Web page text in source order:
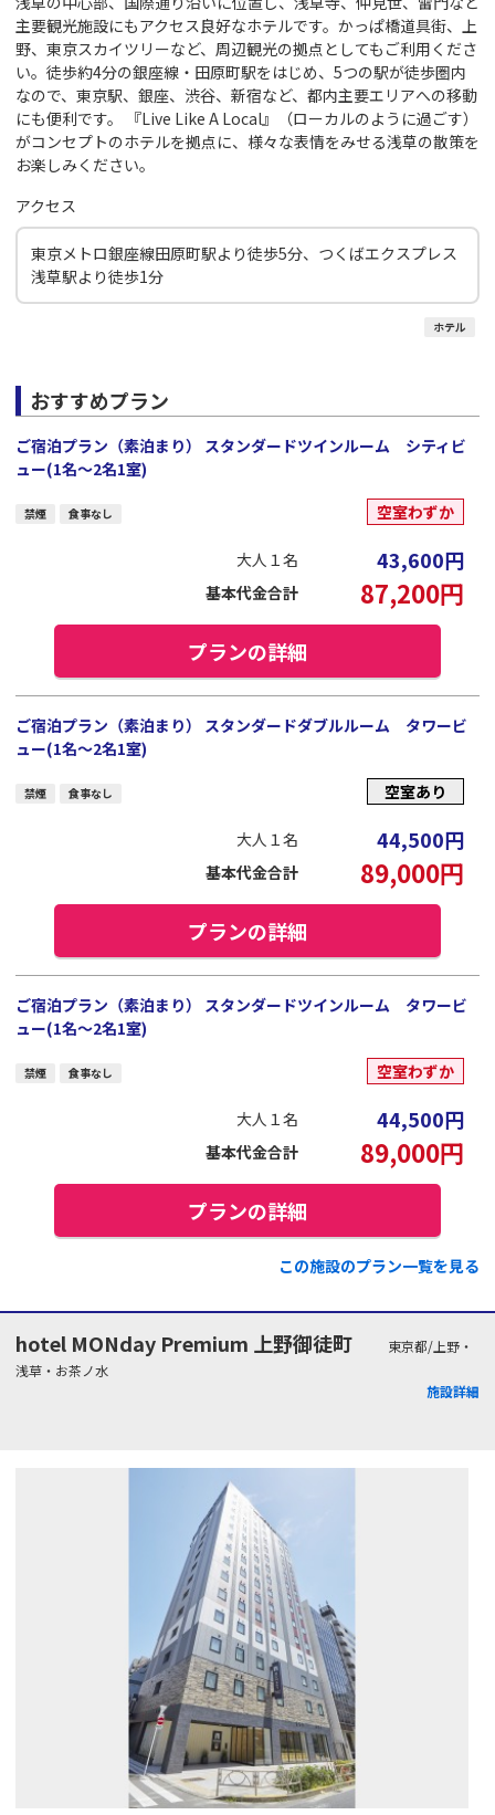
主要観光施設にもアクセス良好なホテルです。かっぱ橋道具街、上
野、東京スカイツリーなど、周辺観光の拠点としてもご利用くださ
い。徒歩約4分の銀座線・田原町駅をはじめ、5つの駅が徒歩圏内
なので、東京駅、銀座、渋谷、新宿など、都内主要エリアへの移動
にも便利です。 『Live Like A Local』（ローカルのように過ごす）
がコンセプトのホテルを拠点に、様々な表情をみせる浅草の散策を
お楽しみください。
アクセス
東京メトロ銀座線田原町駅より徒歩5分、つくばエクスプレス
浅草駅より徒歩1分
ホテル
おすすめプラン
ご宿泊プラン（素泊まり） スタンダードツインルーム シティビ
ュー(1名～2名1室)
禁煙 食事なし 空室わずか
大人１名 43,600円
基本代金合計 87,200円
プランの詳細
ご宿泊プラン（素泊まり） スタンダードダブルルーム タワービ
ュー(1名～2名1室)
禁煙 食事なし 空室あり
大人１名 44,500円
基本代金合計 89,000円
プランの詳細
ご宿泊プラン（素泊まり） スタンダードツインルーム タワービ
ュー(1名～2名1室)
禁煙 食事なし 空室わずか
大人１名 44,500円
基本代金合計 89,000円
プランの詳細
この施設のプラン一覧を見る
hotel MONday Premium 上野御徒町
東京都/上野・
浅草・お茶ノ水
施設詳細